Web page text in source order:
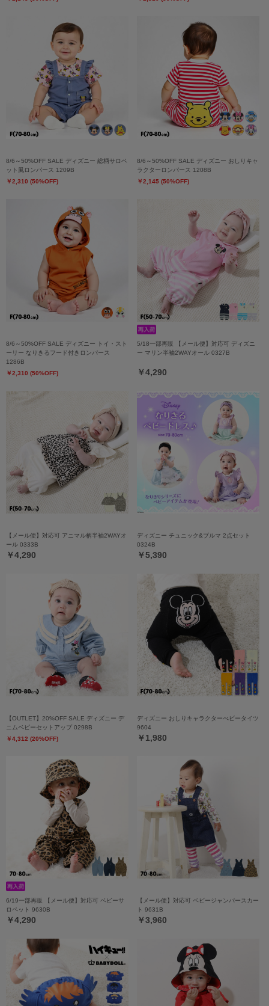
8/6～50%OFF SALE ディズニー 総柄サロペ
ット風ロンパース 1209B
￥2,310 (50%OFF)
8/6～50%OFF SALE ディズニー おしりキャ
ラクターロンパース 1208B
￥2,145 (50%OFF)
8/6～50%OFF SALE ディズニー トイ・スト
ーリー なりきるフード付きロンパース
1286B
￥2,310 (50%OFF)
5/18一部再販 【メール便】対応可 ディズニ
ー マリン半袖2WAYオール 0327B
￥4,290
【メール便】対応可 アニマル柄半袖2WAYオ
ール 0333B
￥4,290
ディズニー チュニック&ブルマ 2点セット
0324B
￥5,390
【OUTLET】20%OFF SALE ディズニー デ
ニムベビーセットアップ 0298B
￥4,312 (20%OFF)
ディズニー おしりキャラクターべビータイツ
9604
￥1,980
6/19一部再販 【メール便】対応可 ベビーサ
ロペット 9630B
￥4,290
【メール便】対応可 ベビージャンパースカー
ト 9631B
￥3,960